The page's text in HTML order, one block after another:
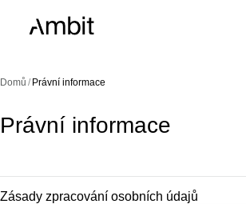
Domů / Právní informace
Právní informace
Zásady zpracování osobních údajů